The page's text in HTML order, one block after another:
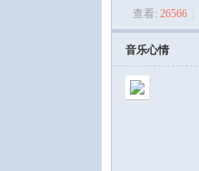
查看: 26566
音乐心情